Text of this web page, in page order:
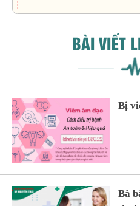
Lưu ý: "Kết
Cơ Địa
BÀI VIẾT